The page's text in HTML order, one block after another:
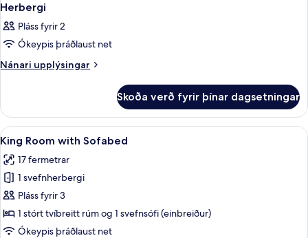
Herbergi
Pláss fyrir 2
Ókeypis þráðlaust net
Nánari upplýsingar
Nánari
Skoða verð fyrir þínar dagsetningar
Skoða
allar
myndir
fyrir
King
Room
with
Rúmföt úr egypskri bómull, rúmföt
5
King Room with Sofabed
17 fermetrar
1 svefnherbergi
Pláss fyrir 3
1 stórt tvíbreitt rúm og 1 svefnsófi (einbreiður)
Ókeypis þráðlaust net